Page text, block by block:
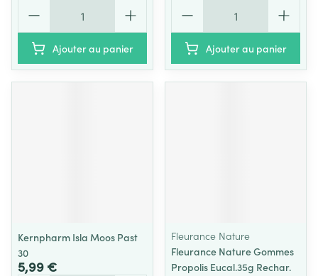
Ajouter au panier Ajouter au panier
Kernpharm Isla Moos Past
30
5,99 €
Fleurance Nature
Fleurance Nature Gommes
Propolis Eucal.35g Rechar.